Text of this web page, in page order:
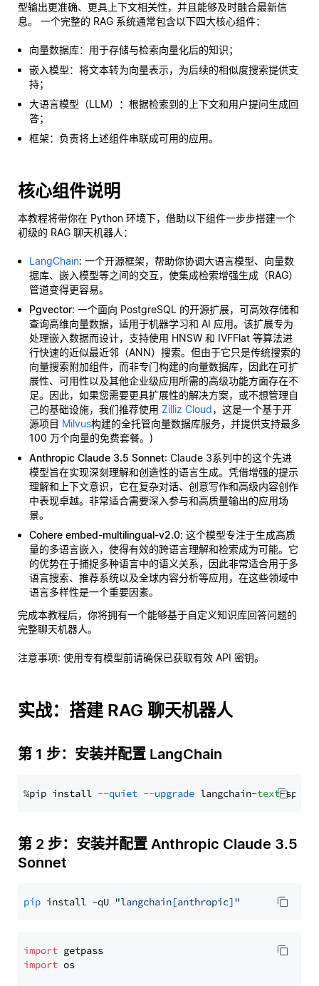
型输出更准确、更具上下文相关性，并且能够及时融合最新信
息。 一个完整的 RAG 系统通常包含以下四大核心组件：
向量数据库：用于存储与检索向量化后的知识；
嵌入模型：将文本转为向量表示，为后续的相似度搜索提供支
持；
大语言模型（LLM）：根据检索到的上下文和用户提问生成回
答；
框架：负责将上述组件串联成可用的应用。
核心组件说明
本教程将带你在 Python 环境下，借助以下组件一步步搭建一个
初级的 RAG 聊天机器人：
LangChain: 一个开源框架，帮助你协调大语言模型、向量数
据库、嵌入模型等之间的交互，使集成检索增强生成（RAG）
管道变得更容易。
Pgvector: 一个面向 PostgreSQL 的开源扩展，可高效存储和
查询高维向量数据，适用于机器学习和 AI 应用。该扩展专为
处理嵌入数据而设计，支持使用 HNSW 和 IVFFlat 等算法进
行快速的近似最近邻（ANN）搜索。但由于它只是传统搜索的
向量搜索附加组件，而非专门构建的向量数据库，因此在可扩
展性、可用性以及其他企业级应用所需的高级功能方面存在不
足。因此，如果您需要更具扩展性的解决方案，或不想管理自
己的基础设施，我们推荐使用 Zilliz Cloud，这是一个基于开
源项目 Milvus构建的全托管向量数据库服务，并提供支持最多
100 万个向量的免费套餐。)
Anthropic Claude 3.5 Sonnet: Claude 3系列中的这个先进
模型旨在实现深刻理解和创造性的语言生成。凭借增强的提示
理解和上下文意识，它在复杂对话、创意写作和高级内容创作
中表现卓越。非常适合需要深入参与和高质量输出的应用场
景。
Cohere embed-multilingual-v2.0: 这个模型专注于生成高质
量的多语言嵌入，使得有效的跨语言理解和检索成为可能。它
的优势在于捕捉多种语言中的语义关系，因此非常适合用于多
语言搜索、推荐系统以及全球内容分析等应用，在这些领域中
语言多样性是一个重要因素。
完成本教程后，你将拥有一个能够基于自定义知识库回答问题的
完整聊天机器人。
注意事项: 使用专有模型前请确保已获取有效 API 密钥。
实战：搭建 RAG 聊天机器人
第 1 步：安装并配置 LangChain
%pip install --quiet --upgrade langchain-text
第 2 步：安装并配置 Anthropic Claude 3.5
Sonnet
pip install -qU "langchain[anthropic]"
import
import os